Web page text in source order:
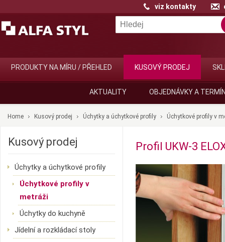
viz kontakty
PRODUKTY NA MÍRU / PŘEHLED KUSOVÝ PRODEJ
AKTUALITY OBJEDNÁVKY A
Home Kusový prodej Úchytky a úchytkové profily Úchytkové profily v
Kusový prodej
Úchytky a úchytkové profily
Úchytkové profily v
metráži
Úchytky do kuchyně
Jídelní a rozkládací stoly
Profil UKW-3